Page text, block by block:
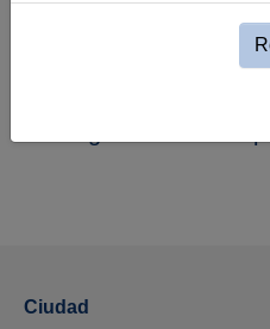
Legislación Estatal
Legislación
Ciudad